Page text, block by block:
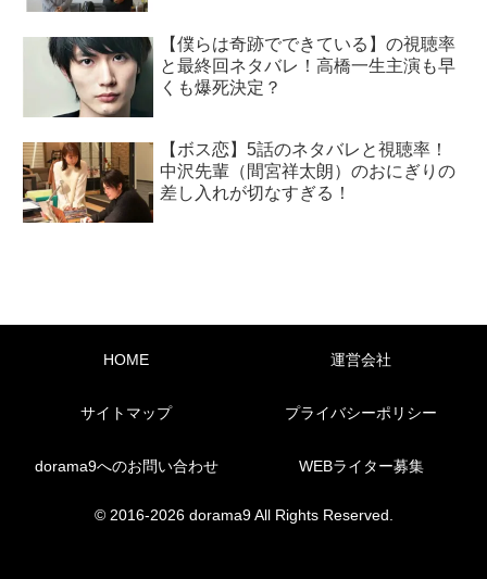
【僕らは奇跡でできている】の視聴率
と最終回ネタバレ！高橋一生主演も早
くも爆死決定？
【ボス恋】5話のネタバレと視聴率！
中沢先輩（間宮祥太朗）のおにぎりの
差し入れが切なすぎる！
HOME 運営会社
サイトマップ プライバシーポリシー
dorama9へのお問い合わせ WEBライター募集
© 2016-2026 dorama9 All Rights Reserved.